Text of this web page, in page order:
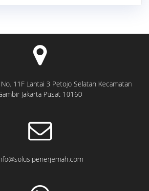
No. 11F Lantai 3 Petojo Selatan Kecamatan
Jakarta Pusat 10160